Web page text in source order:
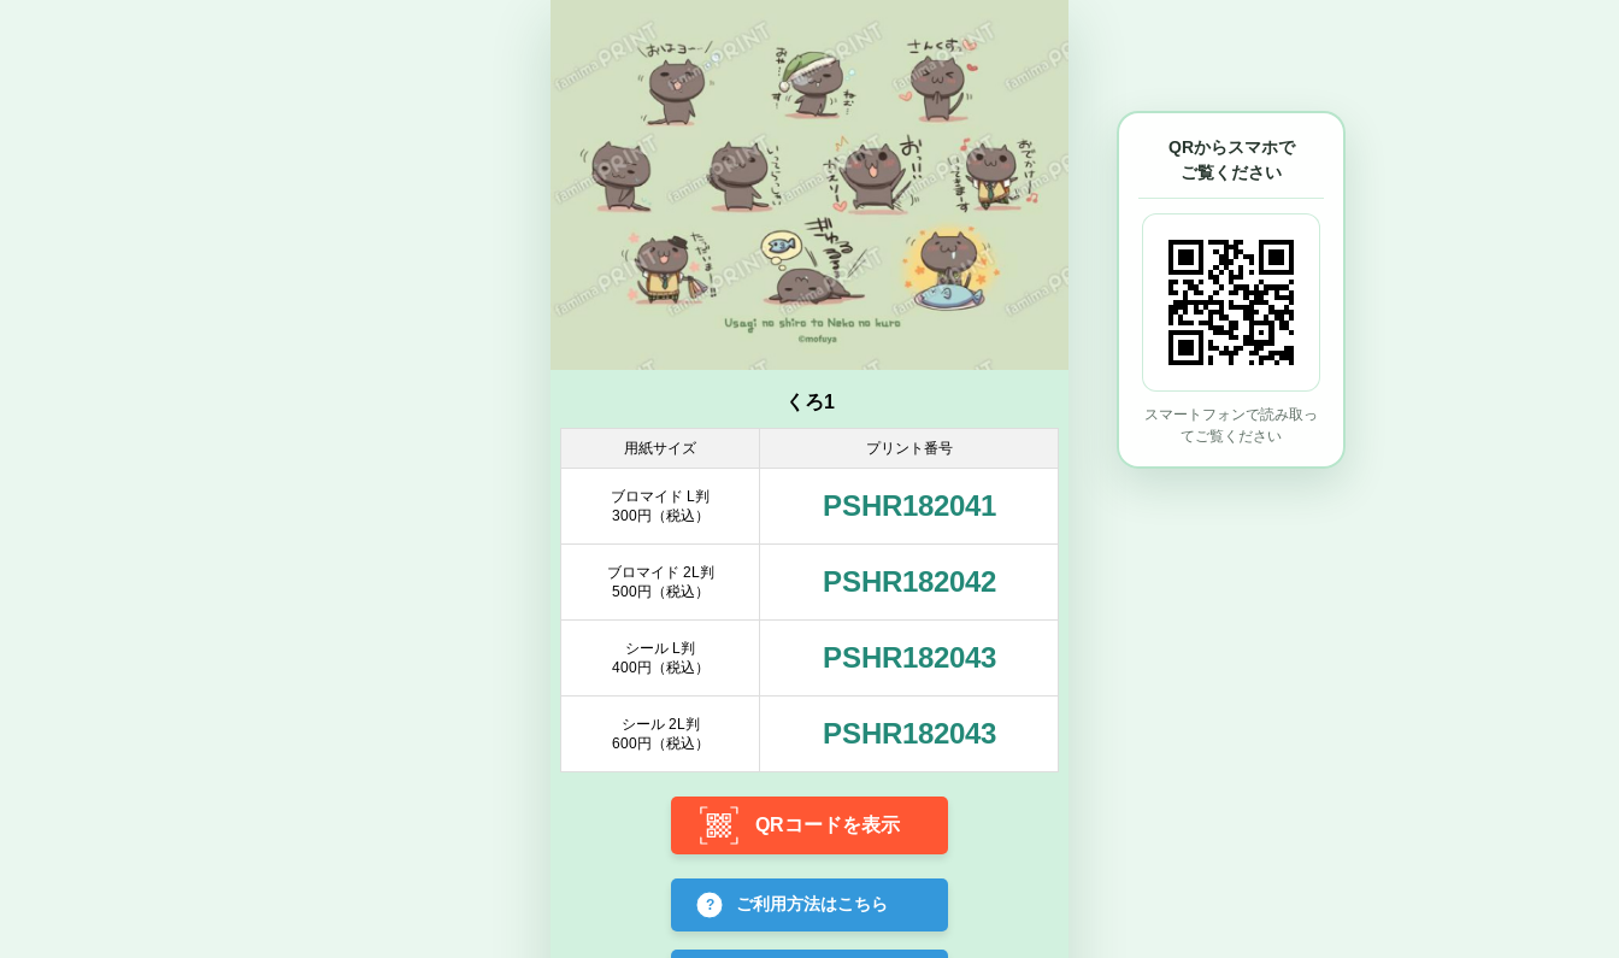
QRからスマホで
ご覧ください
スマートフォンで読み取っ
てご覧ください
くろ1
用紙サイズ プリント番号
ブロマイド L判
300円（税込）
PSHR182041
ブロマイド 2L判
500円（税込）
PSHR182042
シール L判
400円（税込）
PSHR182043
シール 2L判
600円（税込）
PSHR182043
QRコードを表示
ご利用方法はこちら